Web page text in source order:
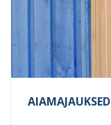
AIAMAJAUKSED